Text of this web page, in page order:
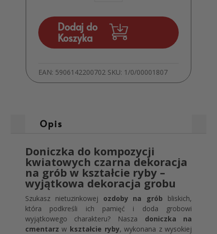
kwiatowych
czarna
dekoracja
grób
Dodaj do
Koszyka
EAN: 5906142200702 SKU: 1/0/00001807
Opis
Doniczka do kompozycji
kwiatowych czarna dekoracja
na grób w kształcie ryby –
wyjątkowa dekoracja grobu
Szukasz nietuzinkowej ozdoby na grób bliskich,
która podkreśli ich pamięć i doda grobowi
wyjątkowego charakteru? Nasza doniczka na
cmentarz w kształcie ryby, wykonana z wysokiej